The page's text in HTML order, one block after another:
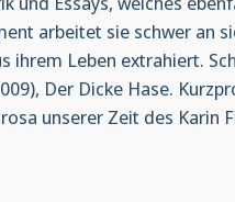
arbeitet sie schwer an
ihrem Leben extrahiert.
Der Dicke Hase.
unserer Zeit des Karin